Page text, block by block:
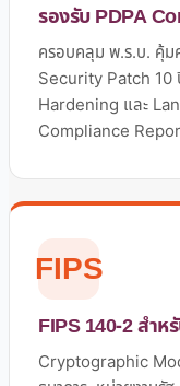
รองรับ PDPA
ครอบคลุม พ.ร.บ. คุ้
Security Patch 10
Hardening และ
Compliance
FIPS
FIPS 140-2 สำห
Cryptographic